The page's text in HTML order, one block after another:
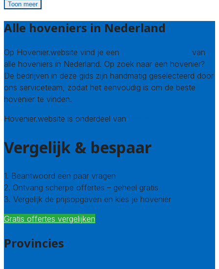
Toon meer
Alle hoveniers in Nederland
Op Hovenier.website vind je een
van
alle hoveniers in Nederland. Op zoek naar een hovenier?
De bedrijven in deze gids zijn handmatig geselecteerd door
ons serviceteam, zodat het eenvoudig is om de beste
hovenier te vinden.
Hovenier.website is onderdeel van
Vergelijk & bespaar
1. Beantwoord een paar vragen
2. Ontvang scherpe offertes – geheel gratis
3. Vergelijk de prijsopgaven en kies je hovenier
Gratis offertes vergelijken
Provincies